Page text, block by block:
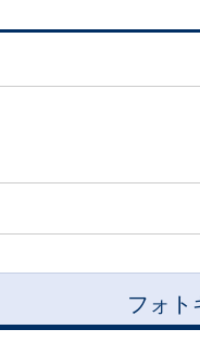
フォト